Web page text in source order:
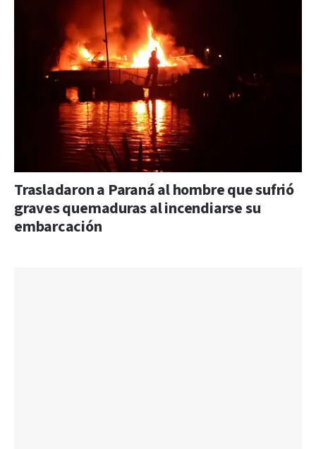
Trasladaron a Paraná al hombre que sufrió
graves quemaduras al incendiarse su
embarcación